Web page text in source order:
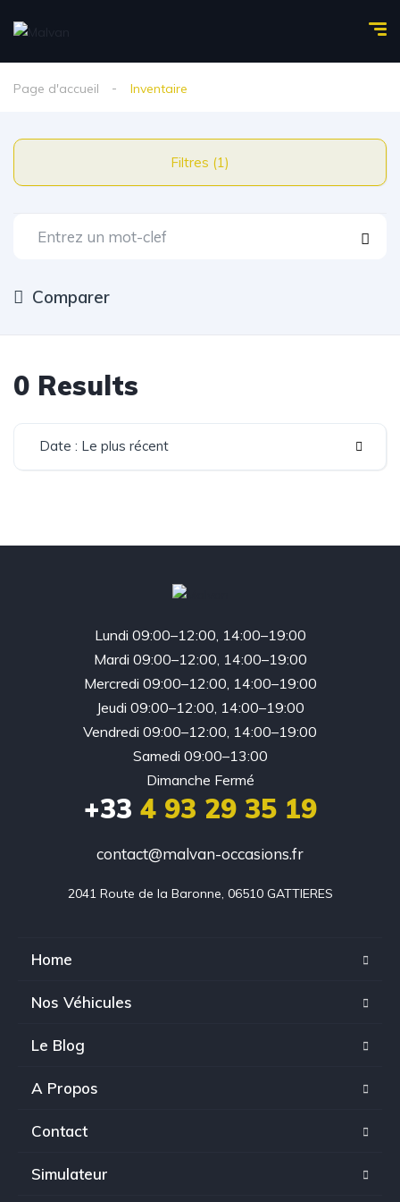
Page d'accueil Inventaire
Filtres (1)
Comparer
0 Results
Date : Le plus récent
Lundi 09:00–12:00, 14:00–19:00
Mardi 09:00–12:00, 14:00–19:00
Mercredi 09:00–12:00, 14:00–19:00
Jeudi 09:00–12:00, 14:00–19:00
Vendredi 09:00–12:00, 14:00–19:00
Samedi 09:00–13:00
Dimanche Fermé
+33 4 93 29 35 19
contact@malvan-occasions.fr
2041 Route de la Baronne, 06510 GATTIERES
Home
Nos Véhicules
Le Blog
A Propos
Contact
Simulateur